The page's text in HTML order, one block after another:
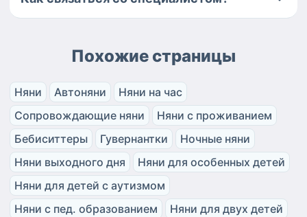
Похожие страницы
Няни Автоняни
Няни на час
Сопровождающие няни
Няни с проживанием
Бебиситтеры
Гувернантки
Ночные няни
Няни выходного дня
Няни для особенных детей
Няни для детей с аутизмом
Няни с пед. образованием
Няни для двух детей